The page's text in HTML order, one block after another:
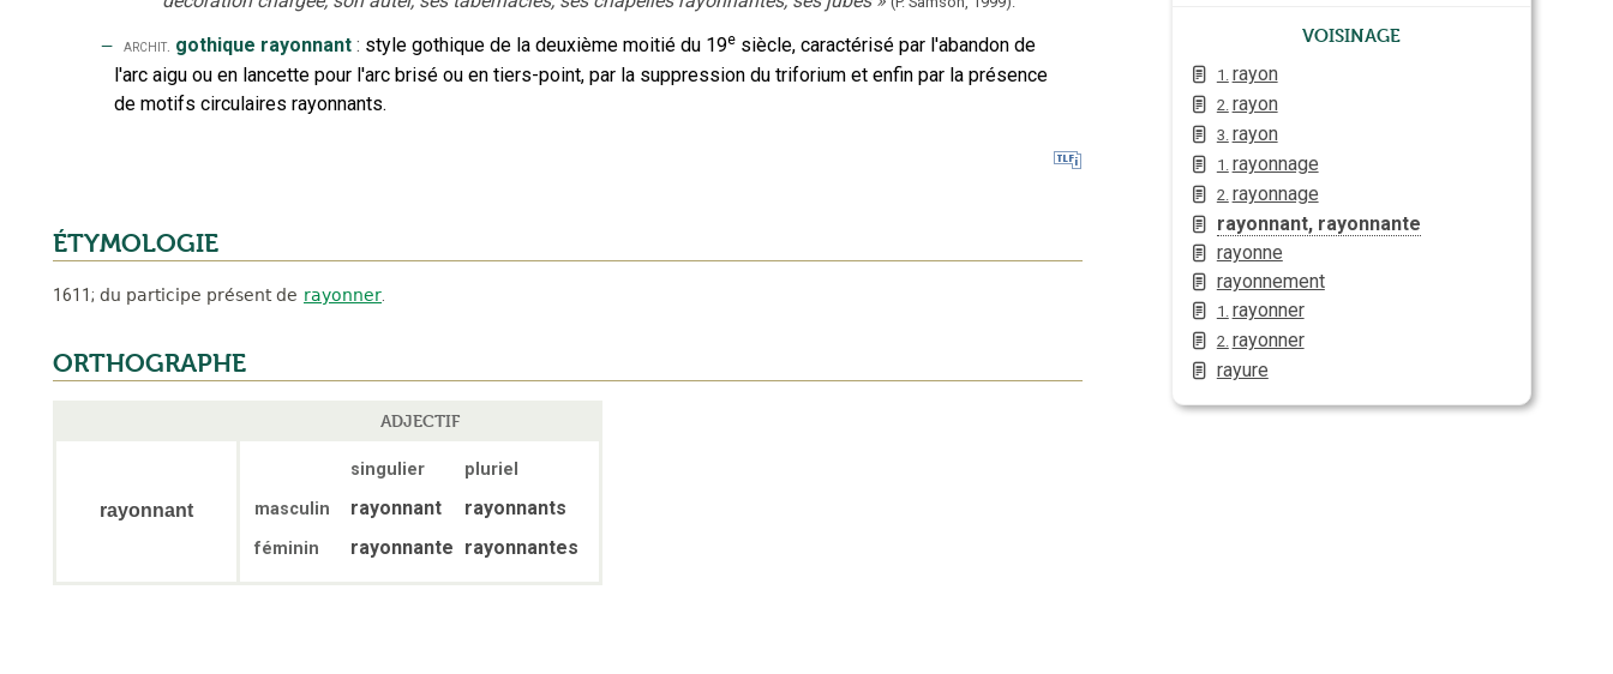
‒ archit. gothique rayonnant : style gothique de la deuxième moitié du 19e siècle, caractérisé par l'abandon de
l'arc aigu ou en lancette pour l'arc brisé ou en tiers-point, par la suppression du triforium et enfin par la présence
de motifs circulaires rayonnants.
ÉTYMOLOGIE
1611; du participe présent de rayonner.
ORTHOGRAPHE
ADJECTIF
rayonnant
singulier
pluriel
masculin
rayonnant rayonnants
féminin rayonnante rayonnantes
Voisinage
1. rayon
2. rayon
3. rayon
1. rayonnage
2. rayonnage
rayonnant, rayonnante
rayonne
rayonnement
1. rayonner
2. rayonner
rayure